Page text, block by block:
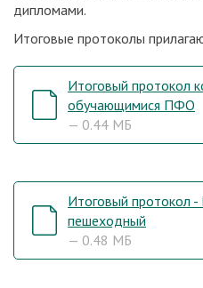
дипломами.
Итоговые протоколы
Итоговый протокол
обучающимися ПФО
— 0.44 МБ
Итоговый протокол
пешеходный
— 0.48 МБ